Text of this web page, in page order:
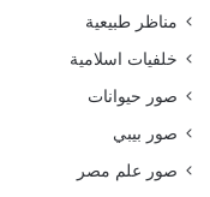
مناظر طبيعية
خلفيات اسلامية
صور حيوانات
صور بيبي
صور علم مصر